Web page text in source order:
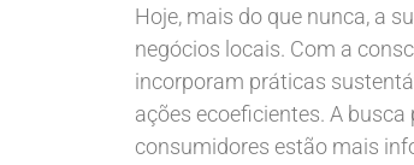
Hoje, mais do que nunca, a
negócios locais. Com a
incorporam práticas
ações ecoeficientes. A
consumidores estão mais